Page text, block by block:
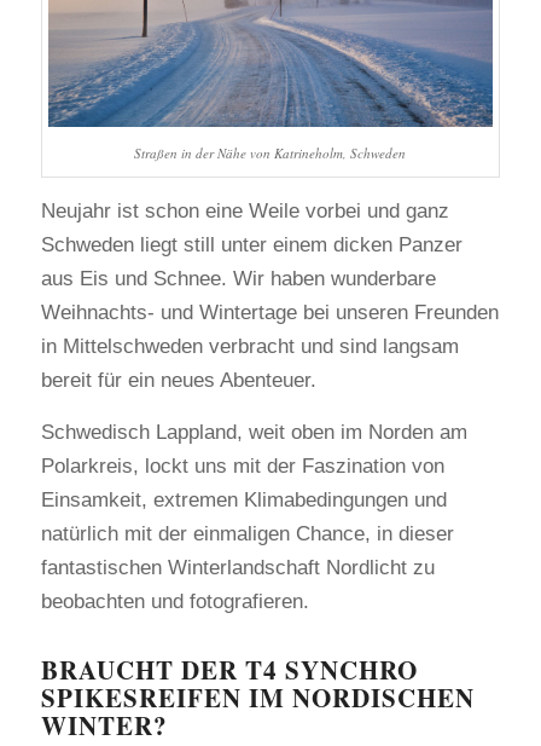
Straßen in der Nähe von Katrineholm, Schweden
Neujahr ist schon eine Weile vorbei und ganz
Schweden liegt still unter einem dicken Panzer
aus Eis und Schnee. Wir haben wunderbare
Weihnachts- und Wintertage bei unseren Freunden
in Mittelschweden verbracht und sind langsam
bereit für ein neues Abenteuer.
Schwedisch Lappland, weit oben im Norden am
Polarkreis, lockt uns mit der Faszination von
Einsamkeit, extremen Klimabedingungen und
natürlich mit der einmaligen Chance, in dieser
fantastischen Winterlandschaft Nordlicht zu
beobachten und fotografieren.
BRAUCHT DER T4 SYNCHRO
SPIKESREIFEN IM NORDISCHEN
WINTER?